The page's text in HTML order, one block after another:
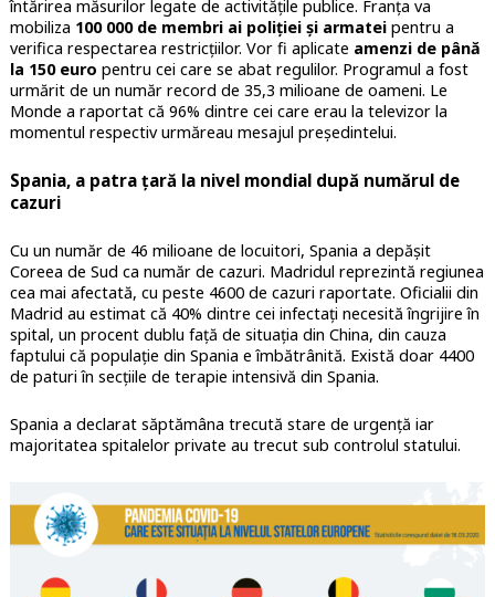
întărirea măsurilor legate de activitățile publice. Franța va
mobiliza 100 000 de membri ai poliției și armateipentru a
verifica respectarea restricțiilor. Vor fi aplicate amenzi de până
la 150 euro pentru cei care se abat regulilor. Programul a fost
urmărit de un număr record de 35,3 milioane de oameni. Le
Monde a raportat că 96% dintre cei care erau la televizor la
momentul respectiv urmăreau mesajul președintelui.
Spania, a patra țară la nivel mondial după numărul de
cazuri
Cu un număr de 46 milioane de locuitori, Spania a depășit
Coreea de Sud ca număr de cazuri. Madridul reprezintă regiunea
cea mai afectată, cu peste 4600 de cazuri raportate. Oficialii din
Madrid au estimat că 40% dintre cei infectați necesită îngrijire în
spital, un procent dublu față de situația din China, din cauza
faptului că populație din Spania e îmbătrânită. Există doar 4400
de paturi în secțiile de terapie intensivă din Spania.
Spania a declarat săptămâna trecută stare de urgență iar
majoritatea spitalelor private au trecut sub controlul statului.